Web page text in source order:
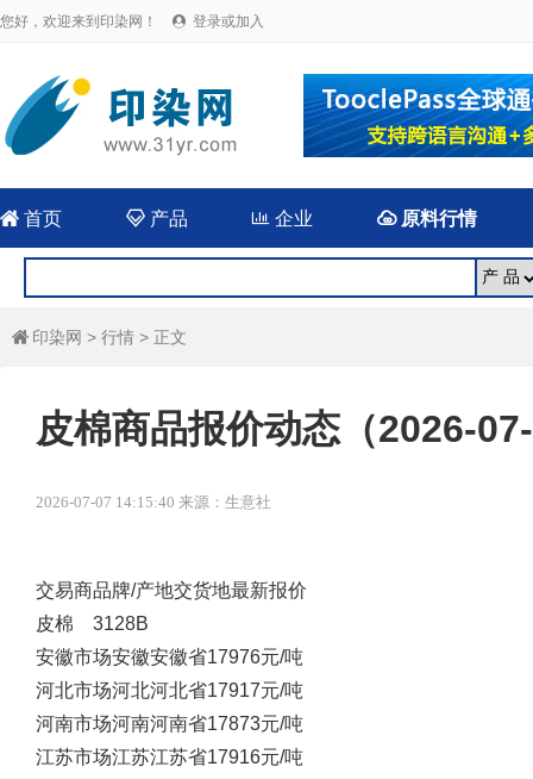
您好，欢迎来到印染网！  登录或加入
 首页 产品  企业 原料行情
 印染网 > 行情 > 正文
皮棉商品报价动态（2026-
2026-07-07 14:15:40 来源：生意社
交易商品牌/产地交货地最新报价
皮棉 3128B
安徽市场安徽安徽省17976元/吨
河北市场河北河北省17917元/吨
河南市场河南河南省17873元/吨
江苏市场江苏江苏省17916元/吨